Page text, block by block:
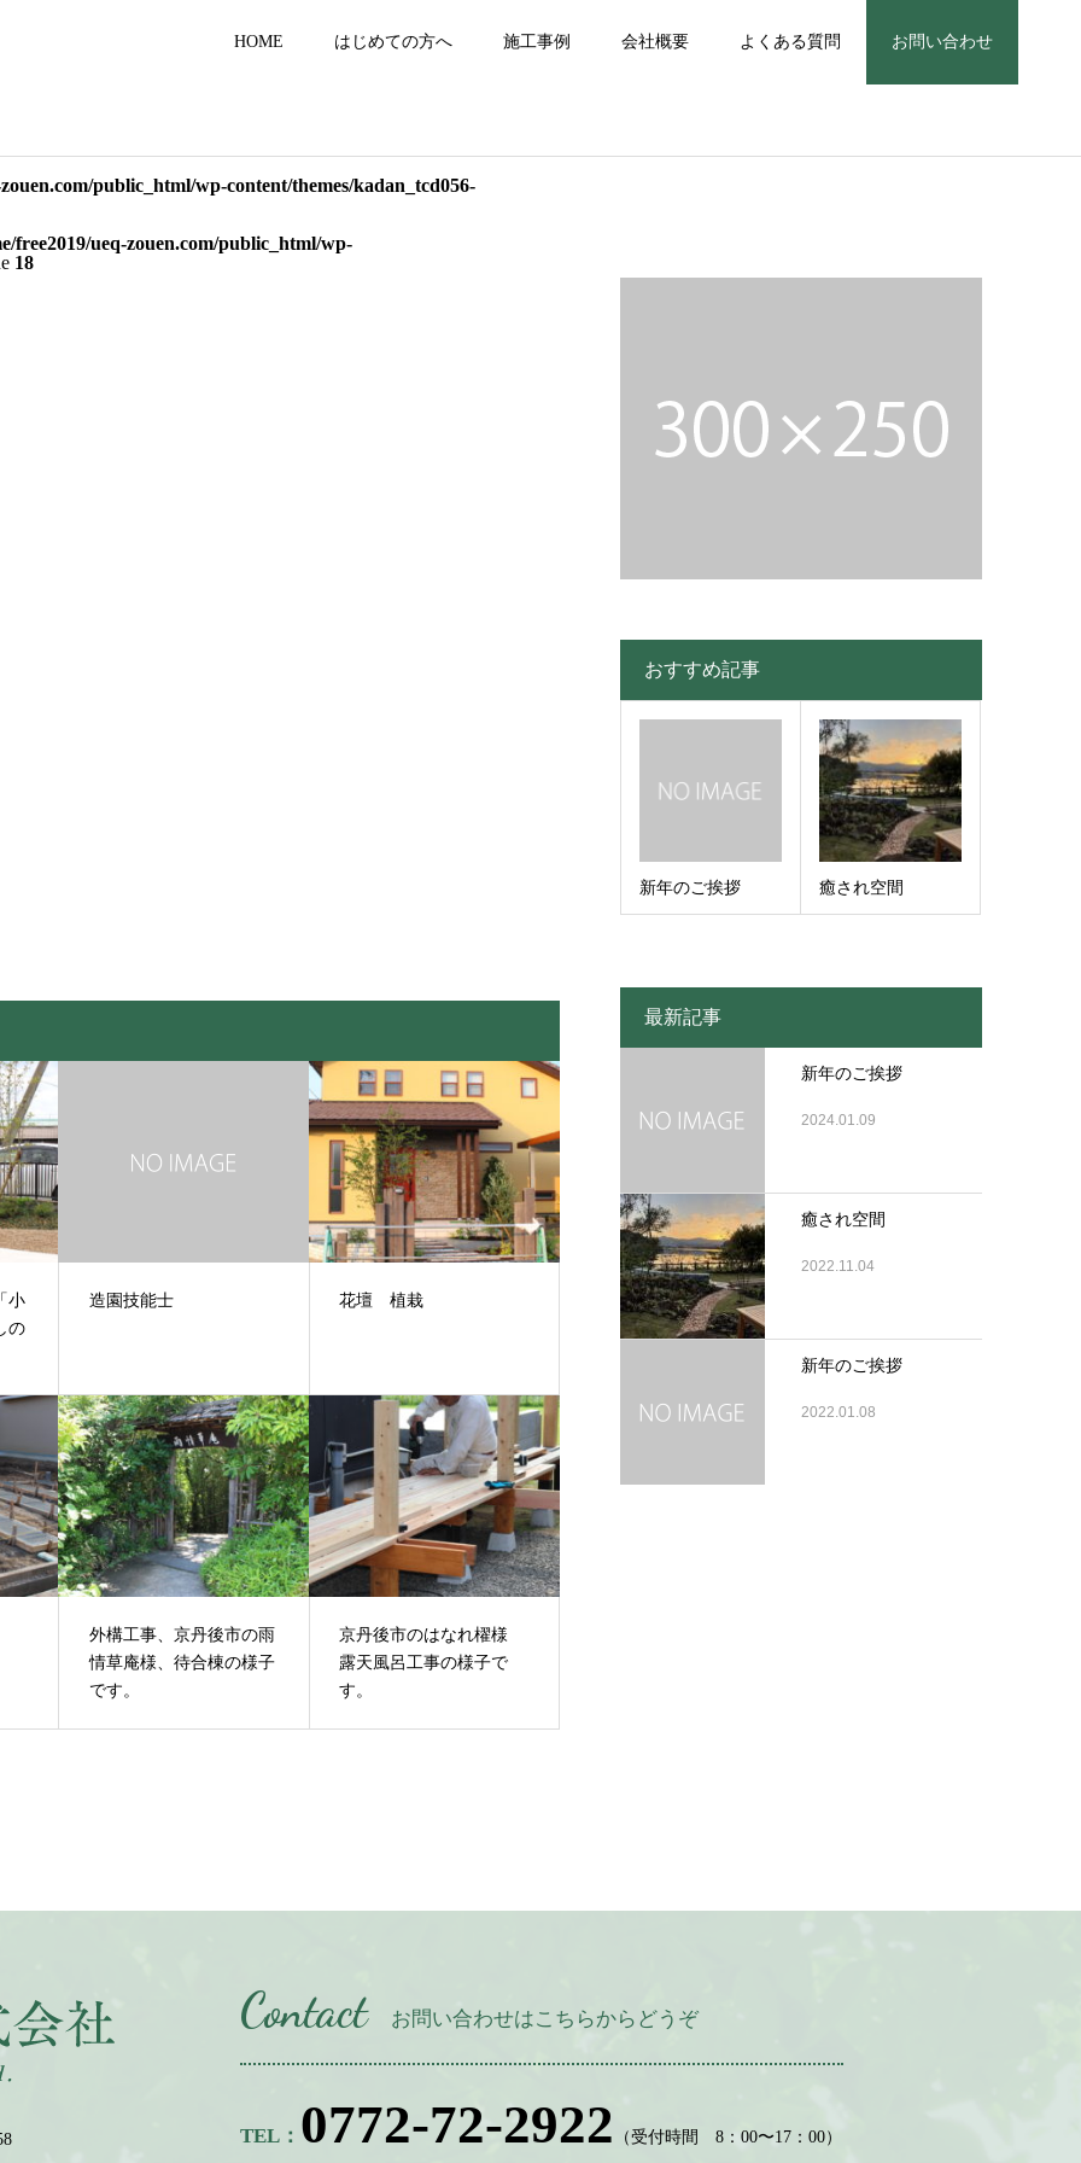
HOME はじめての方へ 施工事例 会社概要 よくある質問 お問い合わせ
public_html/wp-content/themes/kadan_tcd056-
free2019/ueq-zouen.com/public_html/wp-
18
小
の
造園技能士 花壇 植栽
外構工事、京丹後市の雨
情草庵様、待合棟の様子
です。
京丹後市のはなれ櫂様
露天風呂工事の様子で
す。
おすすめ記事
新年のご挨拶 癒され空間
最新記事
新年のご挨拶
2024.01.09
癒され空間
2022.11.04
新年のご挨拶
2022.01.08
Contact お問い合わせはこちらからどうぞ
TEL： 0772-72-2922 （受付時間 8：00〜17：00）